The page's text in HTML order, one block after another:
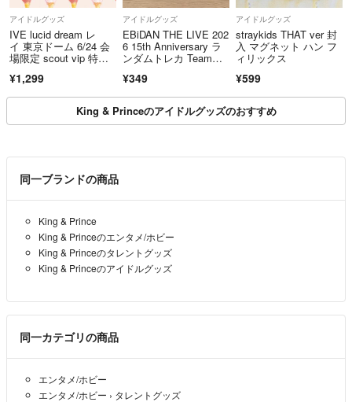
アイドルグッズ
IVE lucid dream レ
イ 東京ドーム 6/24 会
場限定 scout vip 特
¥1,299
アイドルグッズ
EBiDAN THE LIVE 202
6 15th Anniversary ラ
ンダムトレカ TeamC I
¥349
アイドルグッズ
straykids THAT ver 封
入 マグネット ハン フ
ィリックス
¥599
King & Princeのアイドルグッズのおすすめ
同一ブランドの商品
King & Prince
King & Princeのエンタメ/ホビー
King & Princeのタレントグッズ
King & Princeのアイドルグッズ
同一カテゴリの商品
エンタメ/ホビー
エンタメ/ホビー › タレントグッズ